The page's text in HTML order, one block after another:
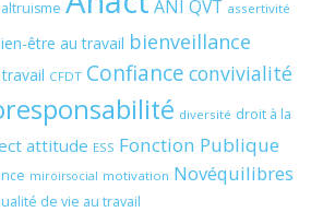
altruisme ANI QVT assertivité
être au travail bienveillance
CFDT Confiance convivialité
diversité droit à la
attitude ESS Fonction Publique
miroirsocial motivation Novéquilibres
de vie au travail